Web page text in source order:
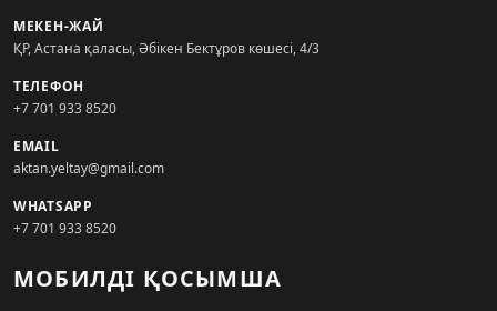
МЕКЕН-ЖАЙ
ҚР, Астана қаласы, Әбікен Бектұров көшесі, 4/3
ТЕЛЕФОН
+7 701 933 8520
EMAIL
aktan.yeltay@gmail.com
WHATSAPP
+7 701 933 8520
МОБИЛДІ ҚОСЫМША